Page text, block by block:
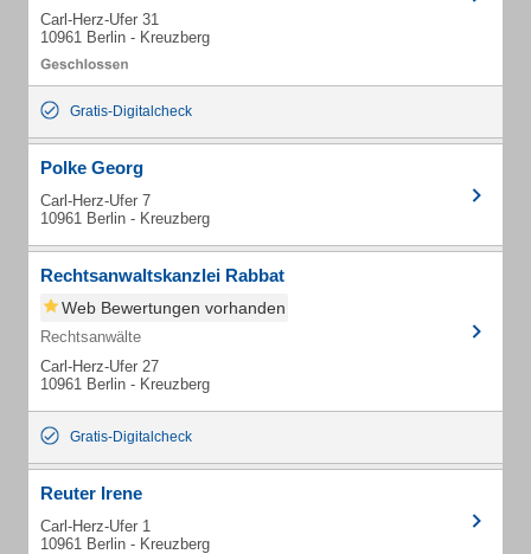
Carl-Herz-Ufer 31
10961 Berlin - Kreuzberg
Gratis-Digitalcheck
Polke Georg
Carl-Herz-Ufer 7
10961 Berlin - Kreuzberg
Rechtsanwaltskanzlei Rabbat
Web Bewertungen vorhanden
Rechtsanwälte
Carl-Herz-Ufer 27
10961 Berlin - Kreuzberg
Gratis-Digitalcheck
Reuter Irene
Carl-Herz-Ufer 1
10961 Berlin - Kreuzberg